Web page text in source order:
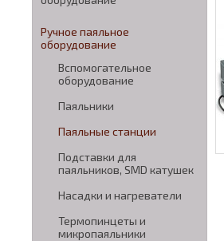
Ручное паяльное
оборудование
Вспомогательное
оборудование
Паяльники
Паяльные станции
Подставки для
паяльников, SMD катушек
Насадки и нагреватели
Термопинцеты и
микропаяльники